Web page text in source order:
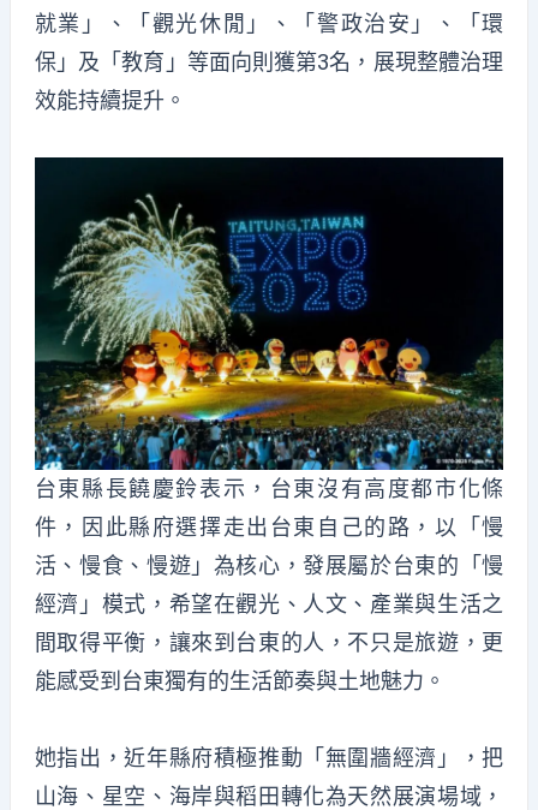
就業」、「觀光休閒」、「警政治安」、「環
保」及「教育」等面向則獲第3名，展現整體治理
效能持續提升。
台東縣長饒慶鈴表示，台東沒有高度都市化條
件，因此縣府選擇走出台東自己的路，以「慢
活、慢食、慢遊」為核心，發展屬於台東的「慢
經濟」模式，希望在觀光、人文、產業與生活之
間取得平衡，讓來到台東的人，不只是旅遊，更
能感受到台東獨有的生活節奏與土地魅力。
她指出，近年縣府積極推動「無圍牆經濟」，把
山海、星空、海岸與稻田轉化為天然展演場域，